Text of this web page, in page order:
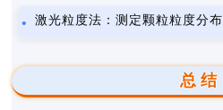
激光粒度法：测定颗粒粒度分布
总结